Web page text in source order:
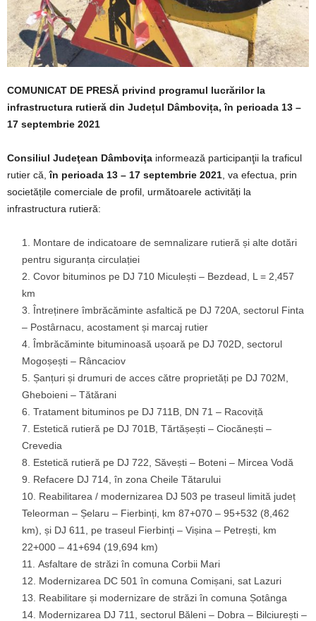
COMUNICAT DE PRESĂ privind programul lucrărilor la
infrastructura rutieră din Județul Dâmbovița, în perioada 13 –
17 septembrie 2021
Consiliul Judeţean Dâmboviţa informează participanţii la traficul
rutier că,în perioada 13 – 17 septembrie 2021 , va efectua, prin
societățile comerciale de profil, următoarele activități la
infrastructura rutieră:
Montare de indicatoare de semnalizare rutieră și alte dotări
pentru siguranța circulației
Covor bituminos pe DJ 710 Miculești – Bezdead, L = 2,457
km
Întreținere îmbrăcăminte asfaltică pe DJ 720A, sectorul Finta
– Postârnacu, acostament și marcaj rutier
Îmbrăcăminte bituminoasă ușoară pe DJ 702D, sectorul
Mogoșești – Râncaciov
Șanțuri și drumuri de acces către proprietăți pe DJ 702M,
Gheboieni – Tătărani
Tratament bituminos pe DJ 711B, DN 71 – Racoviță
Estetică rutieră pe DJ 701B, Tărtășești – Ciocănești –
Crevedia
Estetică rutieră pe DJ 722, Săvești – Boteni – Mircea Vodă
Refacere DJ 714, în zona Cheile Tătarului
Reabilitarea / modernizarea DJ 503 pe traseul limită județ
Teleorman – Șelaru – Fierbinți, km 87+070 – 95+532 (8,462
km), și DJ 611, pe traseul Fierbinți – Vișina – Petrești, km
22+000 – 41+694 (19,694 km)
Asfaltare de străzi în comuna Corbii Mari
Modernizarea DC 501 în comuna Comișani, sat Lazuri
Reabilitare și modernizare de străzi în comuna Șotânga
Modernizarea DJ 711, sectorul Băleni – Dobra – Bilciurești –